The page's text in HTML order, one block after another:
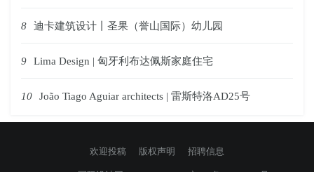
8 迪卡建筑设计丨圣果（誉山国际）幼儿园
9 Lima Design | 匈牙利布达佩斯家庭住宅
10 João Tiago Aguiar architects | 雷斯特洛AD25号
欢迎投稿 版权声明 招聘信息